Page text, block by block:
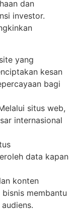
dan
investor.
yang
kesan
bagi
situs web,
internasional
data kapan
konten
membantu